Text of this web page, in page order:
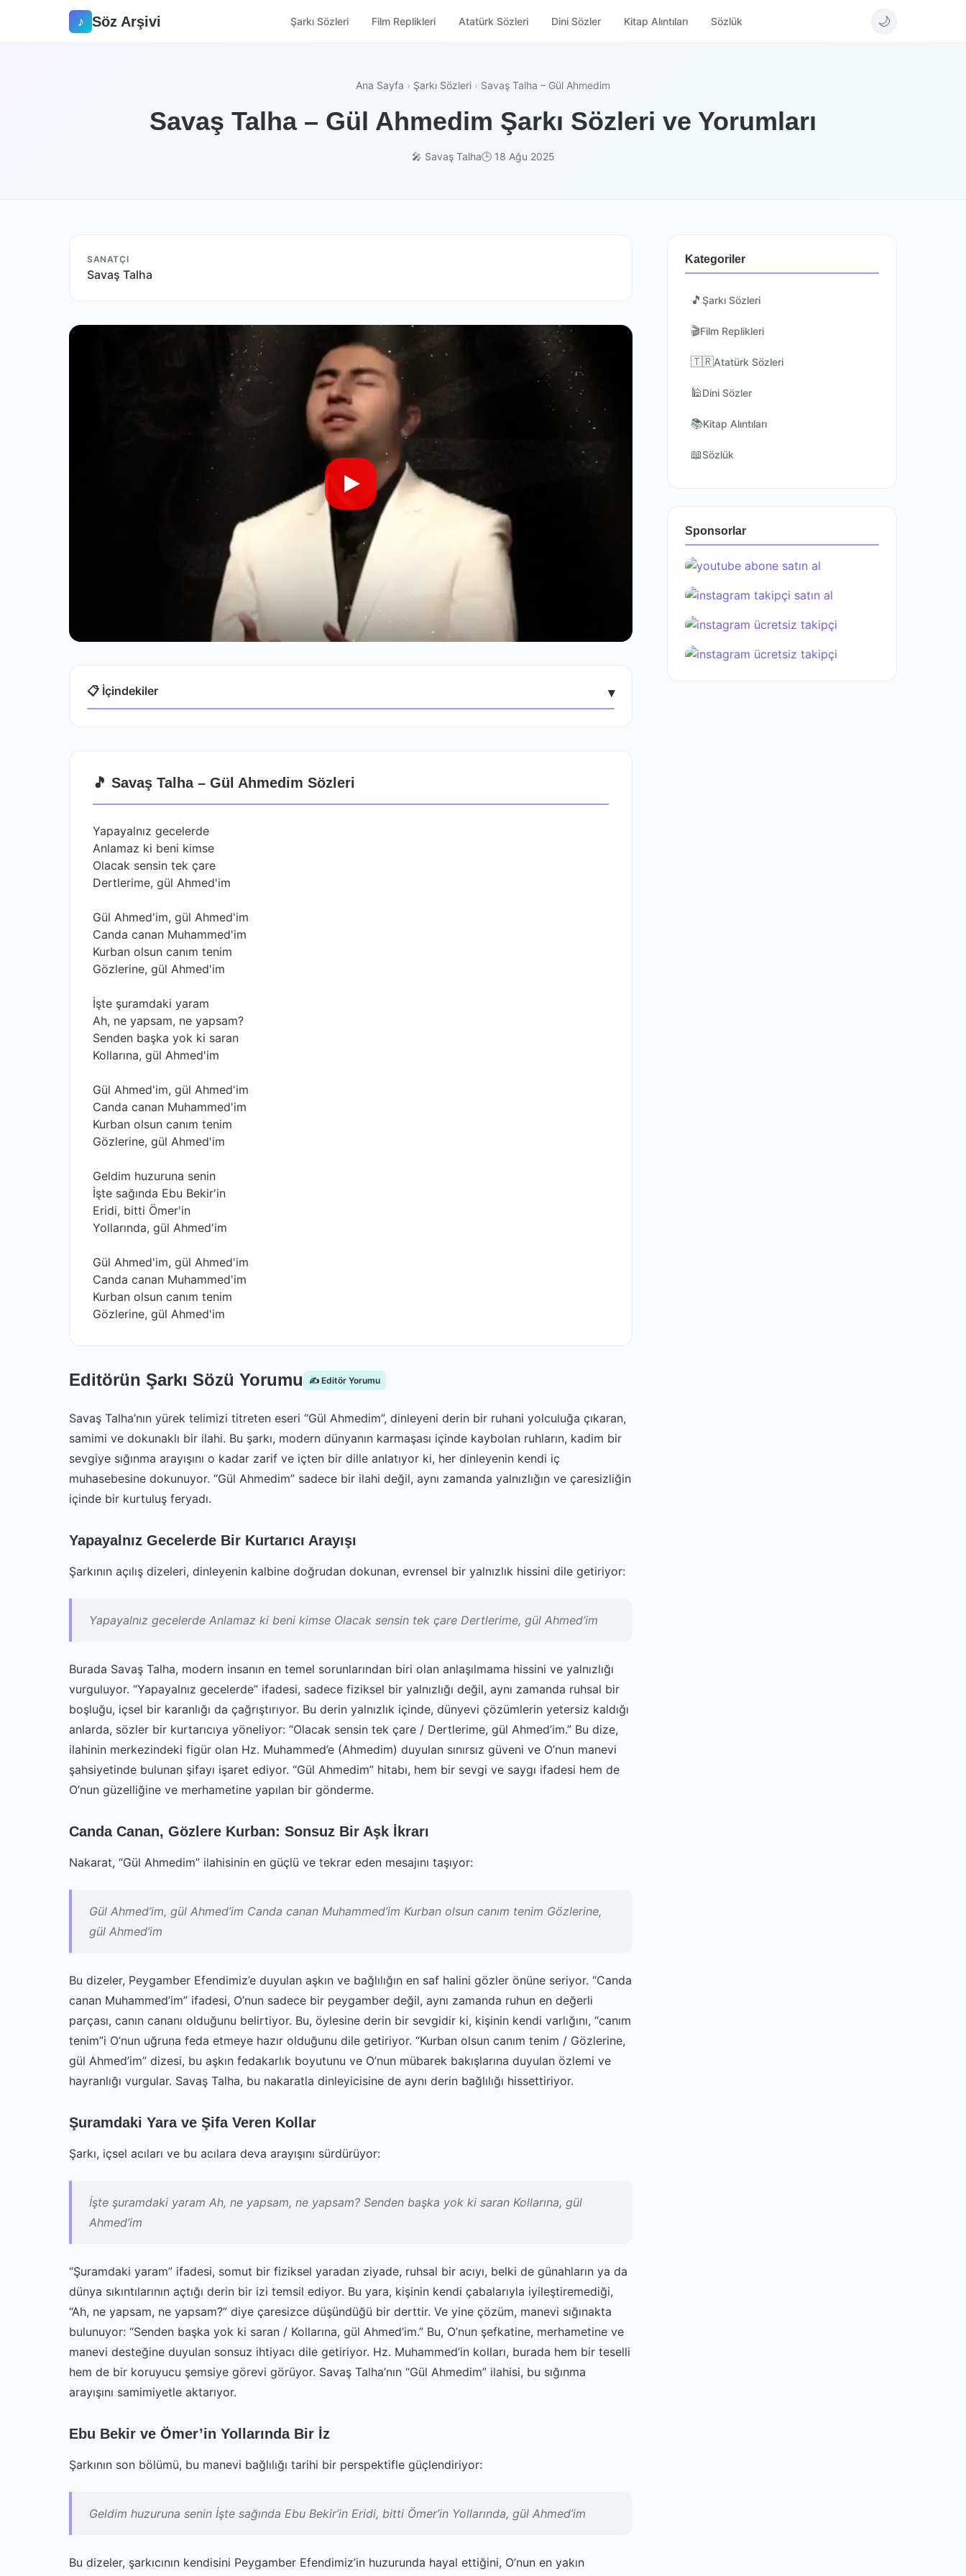
♪ Söz Arşivi Şarkı Sözleri Film Replikleri Atatürk Sözleri Dini Sözler Kitap Alıntıları Sözlük 🌙
Ana Sayfa › Şarkı Sözleri › Savaş Talha – Gül Ahmedim
Savaş Talha – Gül Ahmedim Şarkı Sözleri ve Yorumları
🎤 Savaş Talha🕒 18 Ağu 2025
SANATÇI
Savaş Talha
📋 İçindekiler ▾
🎵 Savaş Talha – Gül Ahmedim Sözleri
Yapayalnız gecelerde
Anlamaz ki beni kimse
Olacak sensin tek çare
Dertlerime, gül Ahmed'im
Gül Ahmed'im, gül Ahmed'im
Canda canan Muhammed'im
Kurban olsun canım tenim
Gözlerine, gül Ahmed'im
İşte şuramdaki yaram
Ah, ne yapsam, ne yapsam?
Senden başka yok ki saran
Kollarına, gül Ahmed'im
Gül Ahmed'im, gül Ahmed'im
Canda canan Muhammed'im
Kurban olsun canım tenim
Gözlerine, gül Ahmed'im
Geldim huzuruna senin
İşte sağında Ebu Bekir'in
Eridi, bitti Ömer'in
Yollarında, gül Ahmed'im
Gül Ahmed'im, gül Ahmed'im
Canda canan Muhammed'im
Kurban olsun canım tenim
Gözlerine, gül Ahmed'im
Editörün Şarkı Sözü Yorumu ✍️ Editör Yorumu
Savaş Talha’nın yürek telimizi titreten eseri “Gül Ahmedim”, dinleyeni derin bir ruhani yolculuğa çıkaran,
samimi ve dokunaklı bir ilahi. Bu şarkı, modern dünyanın karmaşası içinde kaybolan ruhların, kadim bir
sevgiye sığınma arayışını o kadar zarif ve içten bir dille anlatıyor ki, her dinleyenin kendi iç
muhasebesine dokunuyor. “Gül Ahmedim” sadece bir ilahi değil, aynı zamanda yalnızlığın ve çaresizliğin
içinde bir kurtuluş feryadı.
Yapayalnız Gecelerde Bir Kurtarıcı Arayışı
Şarkının açılış dizeleri, dinleyenin kalbine doğrudan dokunan, evrensel bir yalnızlık hissini dile getiriyor:
Yapayalnız gecelerde Anlamaz ki beni kimse Olacak sensin tek çare Dertlerime, gül Ahmed’im
Burada Savaş Talha, modern insanın en temel sorunlarından biri olan anlaşılmama hissini ve yalnızlığı
vurguluyor. “Yapayalnız gecelerde” ifadesi, sadece fiziksel bir yalnızlığı değil, aynı zamanda ruhsal bir
boşluğu, içsel bir karanlığı da çağrıştırıyor. Bu derin yalnızlık içinde, dünyevi çözümlerin yetersiz kaldığı
anlarda, sözler bir kurtarıcıya yöneliyor: “Olacak sensin tek çare / Dertlerime, gül Ahmed’im.” Bu dize,
ilahinin merkezindeki figür olan Hz. Muhammed’e (Ahmedim) duyulan sınırsız güveni ve O’nun manevi
şahsiyetinde bulunan şifayı işaret ediyor. “Gül Ahmedim” hitabı, hem bir sevgi ve saygı ifadesi hem de
O’nun güzelliğine ve merhametine yapılan bir gönderme.
Canda Canan, Gözlere Kurban: Sonsuz Bir Aşk İkrarı
Nakarat, “Gül Ahmedim” ilahisinin en güçlü ve tekrar eden mesajını taşıyor:
Gül Ahmed’im, gül Ahmed’im Canda canan Muhammed’im Kurban olsun canım tenim Gözlerine,
gül Ahmed’im
Bu dizeler, Peygamber Efendimiz’e duyulan aşkın ve bağlılığın en saf halini gözler önüne seriyor. “Canda
canan Muhammed’im” ifadesi, O’nun sadece bir peygamber değil, aynı zamanda ruhun en değerli
parçası, canın cananı olduğunu belirtiyor. Bu, öylesine derin bir sevgidir ki, kişinin kendi varlığını, “canım
tenim”i O’nun uğruna feda etmeye hazır olduğunu dile getiriyor. “Kurban olsun canım tenim / Gözlerine,
gül Ahmed’im” dizesi, bu aşkın fedakarlık boyutunu ve O’nun mübarek bakışlarına duyulan özlemi ve
hayranlığı vurgular. Savaş Talha, bu nakaratla dinleyicisine de aynı derin bağlılığı hissettiriyor.
Şuramdaki Yara ve Şifa Veren Kollar
Şarkı, içsel acıları ve bu acılara deva arayışını sürdürüyor:
İşte şuramdaki yaram Ah, ne yapsam, ne yapsam? Senden başka yok ki saran Kollarına, gül
Ahmed’im
“Şuramdaki yaram” ifadesi, somut bir fiziksel yaradan ziyade, ruhsal bir acıyı, belki de günahların ya da
dünya sıkıntılarının açtığı derin bir izi temsil ediyor. Bu yara, kişinin kendi çabalarıyla iyileştiremediği,
“Ah, ne yapsam, ne yapsam?” diye çaresizce düşündüğü bir derttir. Ve yine çözüm, manevi sığınakta
bulunuyor: “Senden başka yok ki saran / Kollarına, gül Ahmed’im.” Bu, O’nun şefkatine, merhametine ve
manevi desteğine duyulan sonsuz ihtiyacı dile getiriyor. Hz. Muhammed’in kolları, burada hem bir teselli
hem de bir koruyucu şemsiye görevi görüyor. Savaş Talha’nın “Gül Ahmedim” ilahisi, bu sığınma
arayışını samimiyetle aktarıyor.
Ebu Bekir ve Ömer’in Yollarında Bir İz
Şarkının son bölümü, bu manevi bağlılığı tarihi bir perspektifle güçlendiriyor:
Geldim huzuruna senin İşte sağında Ebu Bekir’in Eridi, bitti Ömer’in Yollarında, gül Ahmed’im
Bu dizeler, şarkıcının kendisini Peygamber Efendimiz’in huzurunda hayal ettiğini, O’nun en yakın
Kategoriler
🎵 Şarkı Sözleri
🎬Film Replikleri
🇹🇷Atatürk Sözleri
🕌Dini Sözler
📚Kitap Alıntıları
📖Sözlük
Sponsorlar